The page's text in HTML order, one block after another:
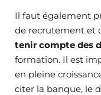
Il faut également
de recrutement et
tenir compte des
formation. Il est
en pleine
citer la banque, le